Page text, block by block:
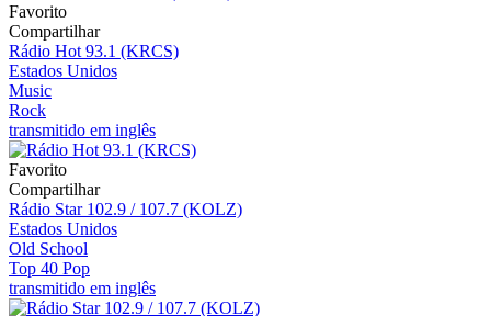
Favorito
Compartilhar
Rádio Hot 93.1 (KRCS)
Estados Unidos
Music
Rock
transmitido em inglês
Favorito
Compartilhar
Rádio Star 102.9 / 107.7 (KOLZ)
Estados Unidos
Old School
Top 40 Pop
transmitido em inglês